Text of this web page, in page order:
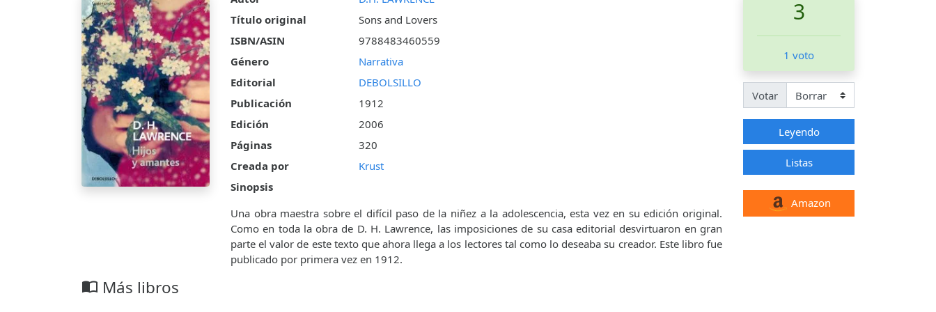
Título original
Sons and Lovers
ISBN/ASIN
9788483460559
Género
Narrativa
Editorial
DEBOLSILLO
Publicación
1912
Edición
2006
Páginas
320
Creada por
Krust
Sinopsis
Una obra maestra sobre el difícil paso de la niñez a la adolescencia, esta vez en su edición original.
Como en toda la obra de D. H. Lawrence, las imposiciones de su casa editorial desvirtuaron en gran
parte el valor de este texto que ahora llega a los lectores tal como lo deseaba su creador. Este libro fue
publicado por primera vez en 1912.
3
1 voto
Votar
Leyendo
Listas
Amazon
import_contacts Más libros